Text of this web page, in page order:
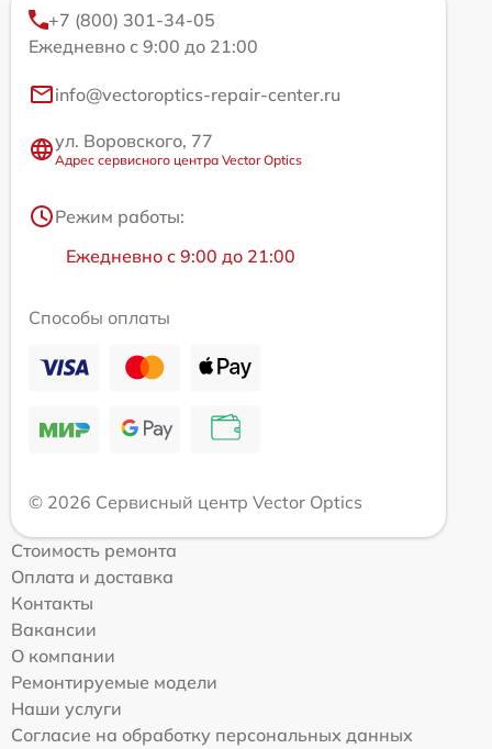
+7 (800) 301-34-05
Ежедневно с 9:00 до 21:00
info@vectoroptics-repair-center.ru
ул. Воровского, 77
Адрес сервисного центра Vector Optics
Режим работы:
Ежедневно с 9:00 до 21:00
Способы оплаты
© 2026 Сервисный центр Vector Optics
Стоимость ремонта
Оплата и доставка
Контакты
Вакансии
О компании
Ремонтируемые модели
Наши услуги
Согласие на обработку персональных данных